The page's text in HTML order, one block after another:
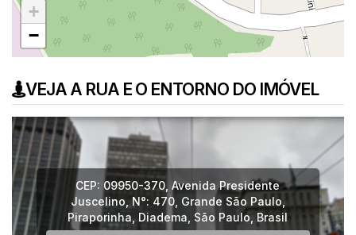
+
−
VEJA A RUA E O ENTORNO DO IMÓVEL
CEP: 09950-370 ,Avenida Presidente
Juscelino N°: 470, Grande São Paulo
Piraporinha Diadema São Paulo Brasil